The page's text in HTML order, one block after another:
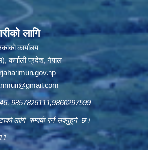
लागि
कार्यालय
कर्णाली प्रदेश, नेपाल
gmail.com
9857826111,9860297599
लागि सम्पर्क गर्न सक्नुहुने छ।